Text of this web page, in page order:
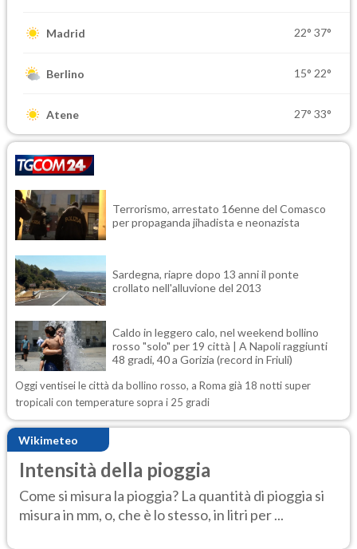
Madrid 22° 37°
Berlino 15° 22°
Atene 27° 33°
Terrorismo, arrestato 16enne del Comasco
per propaganda jihadista e neonazista
Sardegna, riapre dopo 13 anni il ponte
crollato nell'alluvione del 2013
Caldo in leggero calo, nel weekend bollino
rosso "solo" per 19 città | A Napoli raggiunti
48 gradi, 40 a Gorizia (record in Friuli)
Oggi ventisei le città da bollino rosso, a Roma già 18 notti super
tropicali con temperature sopra i 25 gradi
Wikimeteo
Intensità della pioggia
Come si misura la pioggia? La quantità di pioggia si
misura in mm, o, che è lo stesso, in litri per ...